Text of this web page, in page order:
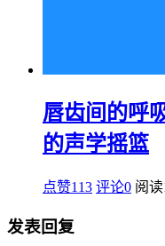
唇齿间的呼
的声学摇篮
点赞113 评论0 阅读
发表回复